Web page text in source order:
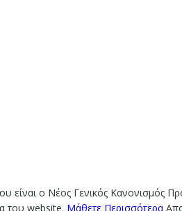
ο Νέος Γενικός Κανονισμός
του website. Μάθετε Περισσότερα